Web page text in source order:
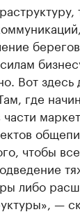
Вот
где
чтобы
либо
—